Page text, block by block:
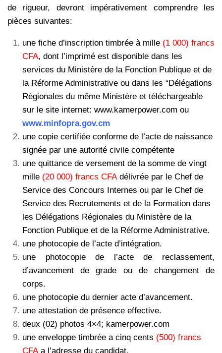
de rigueur, devront impérativement comprendre les
pièces suivantes:
une fiche d’inscription timbrée à mille (1 000) francs
CFA, dont l’imprimé est disponible dans les
services du Ministère de la Fonction Publique et de
la Réforme Administrative ou dans les “Délégations
Régionales du même Ministère et téléchargeable
sur le site internet: www.kamerpower.com ou
www.minfopra.gov.cm
une copie certifiée conforme de l’acte de naissance
signée par une autorité civile compétente
une quittance de versement de la somme de vingt
mille (20 000) francs CFAdélivrée par le Chef de
Service des Concours Internes ou par le Chef de
Service des Recrutements et de la Formation dans
les Délégations Régionales du Ministère de la
Fonction Publique et de la Réforme Administrative.
une photocopie de l’acte d’intégration.
une photocopie de l’acte de reclassement,
d’avancement de grade ou de changement de
corps.
une photocopie du dernier acte d’avancement.
une attestation de présence effective.
deux (02) photos 4×4; kamerpower.com
une enveloppe timbrée a cinq cents (500) francs
CFA a l’adresse du candidat.